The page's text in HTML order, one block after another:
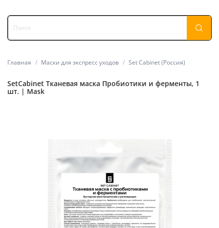
Главная Маски для экспресс уходов Set Cabinet (Россия)
SetCabinet Тканевая маска Пробиотики и ферменты, 1
шт. | Mask